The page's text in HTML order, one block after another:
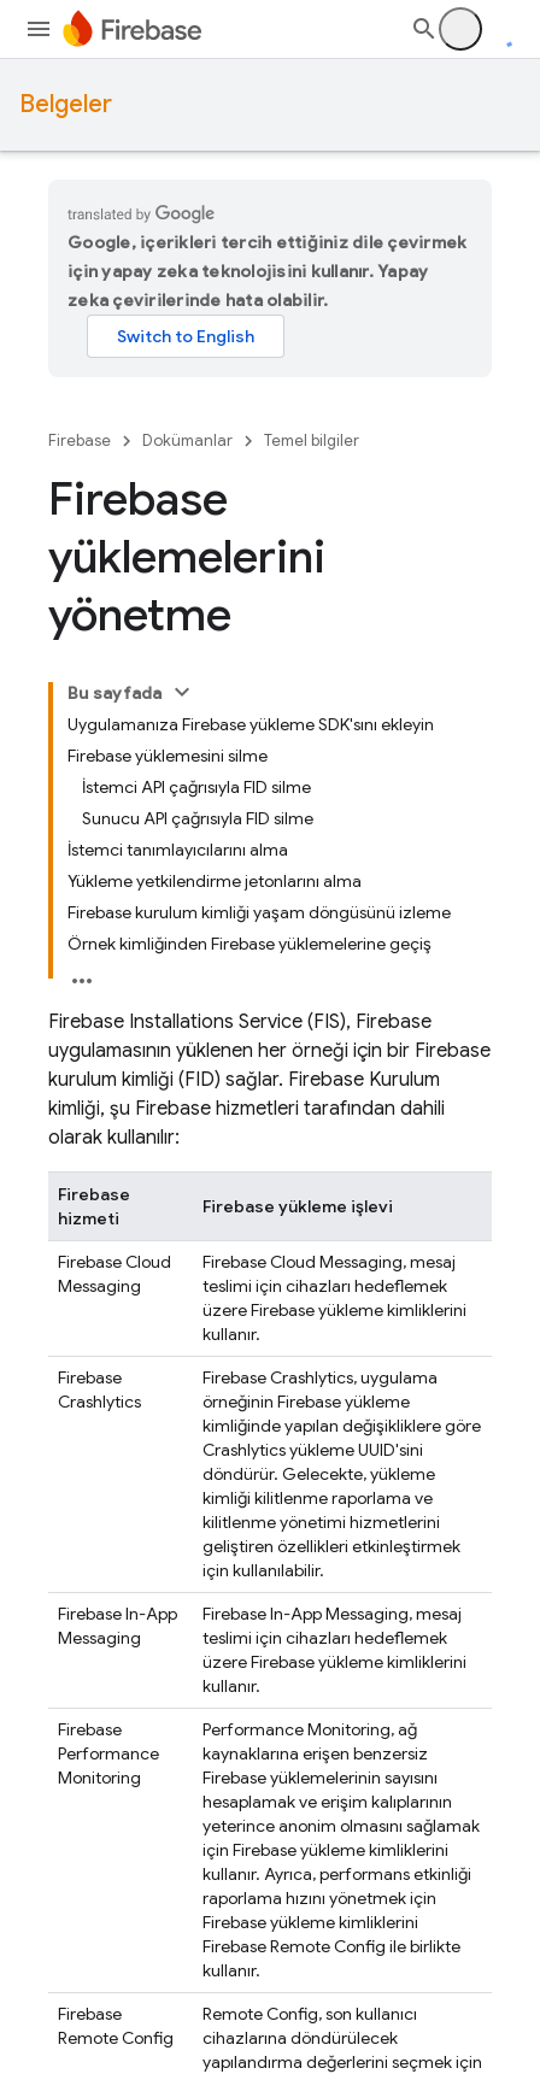
Belgeler
Google, içerikleri tercih ettiğiniz dile çevirmek
için yapay zeka teknolojisini kullanır. Yapay
zeka çevirilerinde hata olabilir.
Firebase Dokümanlar Temel bilgiler
Firebase
yüklemelerini
yönetme
Bu sayfada
Uygulamanıza Firebase yükleme SDK'sını ekleyin
Firebase yüklemesini silme
İstemci API çağrısıyla FID silme
Sunucu API çağrısıyla FID silme
İstemci tanımlayıcılarını alma
Yükleme yetkilendirme jetonlarını alma
Firebase kurulum kimliği yaşam döngüsünü izleme
Örnek kimliğinden Firebase yüklemelerine geçiş
Firebase Installations Service (FIS), Firebase
uygulamasının yüklenen her örneği için bir Firebase
kurulum kimliği (FID) sağlar. Firebase Kurulum
kimliği, şu Firebase hizmetleri tarafından dahili
olarak kullanılır:
Firebase
hizmeti
Firebase yükleme işlevi
Firebase Cloud
Messaging
Firebase Cloud Messaging, mesaj
teslimi için cihazları hedeflemek
üzereFirebaseyükleme kimliklerini
kullanır.
Firebase
Crashlytics
Firebase Crashlytics, uygulama
örneğinin Firebase yükleme
kimliğinde yapılan değişikliklere göre
Crashlyticsyükleme UUID'sini
döndürür. Gelecekte, yükleme
kimliği kilitlenme raporlama ve
kilitlenme yönetimi hizmetlerini
geliştiren özellikleri etkinleştirmek
için kullanılabilir.
Firebase In-App
Messaging
Firebase In-App Messaging, mesaj
teslimi için cihazları hedeflemek
üzereFirebaseyükleme kimliklerini
kullanır.
Firebase
Performance
Monitoring
Performance Monitoring, ağ
kaynaklarına erişen benzersiz
Firebase yüklemelerinin sayısını
hesaplamak ve erişim kalıplarının
yeterince anonim olmasını sağlamak
için Firebaseyükleme kimliklerini
kullanır. Ayrıca, performans etkinliği
raporlama hızını yönetmek için
Firebaseyükleme kimliklerini
Firebase Remote Config ile birlikte
kullanır.
Firebase
Remote Config
Remote Config, son kullanıcı
cihazlarına döndürülecek
yapılandırma değerlerini seçmek için